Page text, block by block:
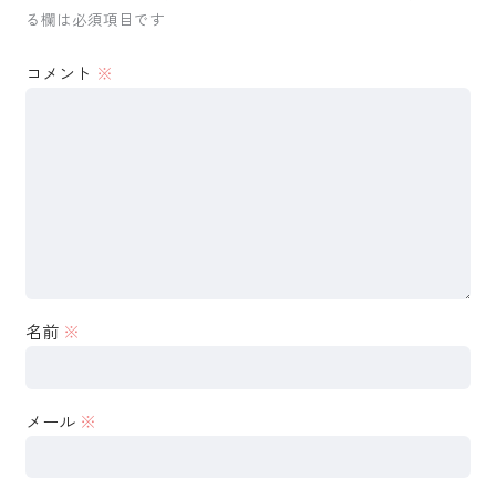
る欄は必須項目です
コメント ※
名前 ※
メール ※